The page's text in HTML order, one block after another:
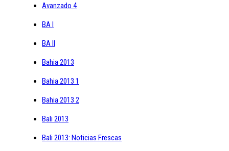
Avanzado 4
BA I
BA II
Bahia 2013
Bahia 2013 1
Bahia 2013 2
Bali 2013
Bali 2013: Noticias Frescas